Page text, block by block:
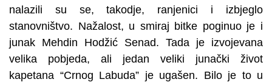
nalazili su se, takodje, ranjenici i izbjeglo
stanovništvo. Nažalost, u smiraj bitke poginuo je i
junak Mehdin Hodžić Senad. Tada je izvojevana
velika pobjeda, ali jedan veliki junački život
kapetana “Crnog Labuda” je ugašen. Bilo je to u